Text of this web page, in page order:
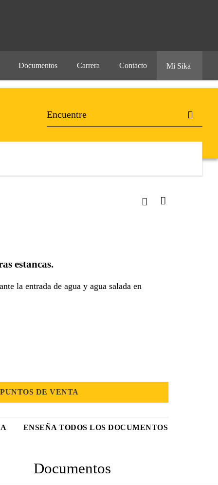
Documentos Carrera Contacto Mi Sika
estancas.
la entrada de agua y agua salada en
PUNTOS DE VENTA
ENSEÑA TODOS LOS DOCUMENTOS
Documentos